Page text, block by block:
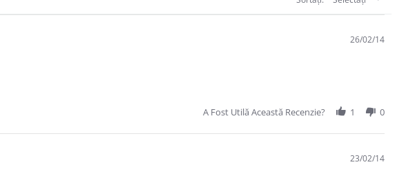
26/02/14
A Fost Utilă Această Recenzie? 1 0
23/02/14